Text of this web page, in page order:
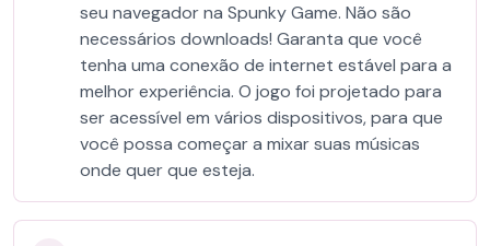
seu navegador na Spunky Game. Não são
necessários downloads! Garanta que você
tenha uma conexão de internet estável para a
melhor experiência. O jogo foi projetado para
ser acessível em vários dispositivos, para que
você possa começar a mixar suas músicas
onde quer que esteja.